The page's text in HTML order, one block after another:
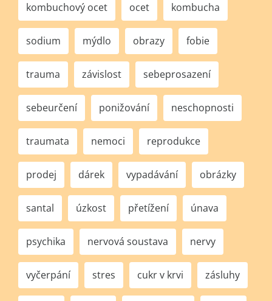
kombuchový ocet ocet kombucha
sodium mýdlo obrazy fobie
trauma závislost sebeprosazení
sebeurčení ponižování neschopnosti
traumata nemoci reprodukce
prodej dárek vypadávání obrázky
santal úzkost přetížení únava
psychika nervová soustava nervy
vyčerpání stres cukr v krvi zásluhy